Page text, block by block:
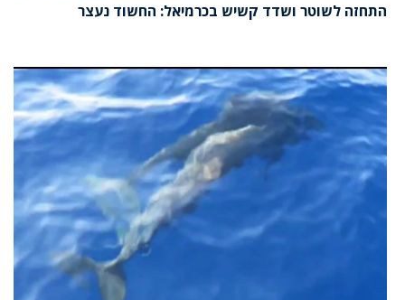
התחזה לשוטר ושדד קשיש בכרמיאל: החשוד נעצר